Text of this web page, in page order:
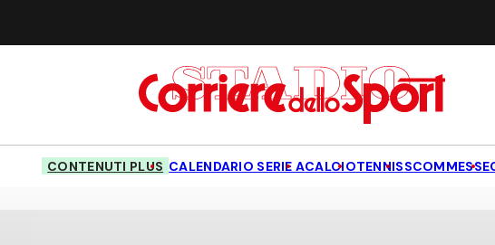
CONTENUTI PLUS CALENDARIO SERIE ACALCIOTENNISSCOMMESSE